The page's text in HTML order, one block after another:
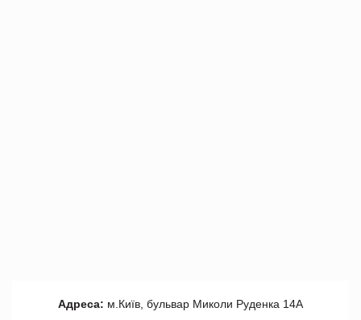
Адреса: м.Київ, бульвар Миколи Руденка 14А